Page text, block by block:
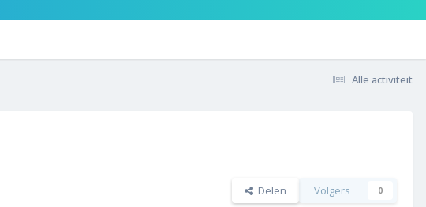
Alle activiteit
Delen Volgers 0